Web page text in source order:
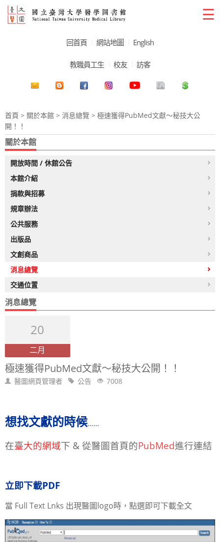
☰
回首頁 網站地圖 English
教職員工生 校友 訪客
首頁 > 關於本館 > 消息總覽 > 極速獲得PubMed文獻～秘技大公
開！！
關於本館
開放時間 / 休館公告
本館介紹
捐款與招募
規章辦法
公共服務
出版品
文創商品
消息總覽
交通位置
消息總覽
20
二月
極速獲得PubMed文獻～秘技大公開！！
醫圖網頁管理者 公告 7008
想找文獻的時候......
在臺大的網域下 & 從醫圖首頁的PubMed進行連結
立即下載PDF
當 Full Text Lnks 出現醫圖logo時，點選即可下載全文